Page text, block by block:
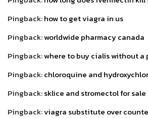
Pingback:how to get viagra in us
Pingback:worldwide pharmacy canada
Pingback:where to buy cialis without a
Pingback:chloroquine and
Pingback:sklice and stromectol for sale
Pingback:viagra substitute over